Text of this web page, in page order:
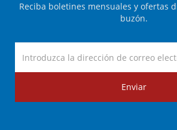
Reciba boletines mensuales y ofertas
buzón.
Enviar